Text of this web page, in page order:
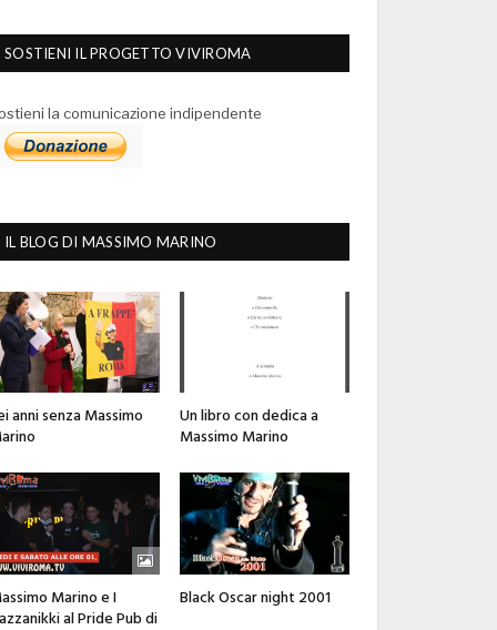
SOSTIENI IL PROGETTO VIVIROMA
la comunicazione indipendente
IL BLOG DI MASSIMO MARINO
anni senza Massimo
Un libro con dedica a
Massimo Marino
Marino e I
al Pride Pub di
Black Oscar night 2001